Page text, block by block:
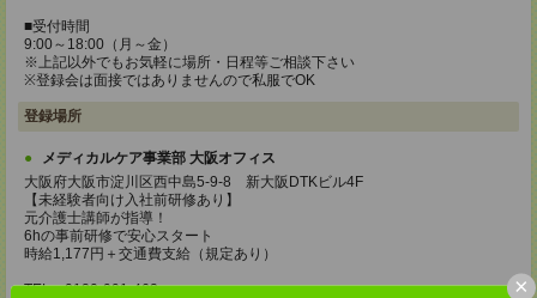
×
■受付時間
9:00～18:00（月～金）
※上記以外でもお気軽に場所・日程等ご相談下さい
※登録会は面接ではありませんので私服でOK
登録場所
メディカルケア事業部 大阪オフィス
大阪府大阪市淀川区西中島5-9-8 新大阪DTKビル4F
【未経験者向け入社前研修あり】
元介護士講師が指導！
6hの事前研修で安心スタート
時給1,177円＋交通費支給（規定あり）
TEL：0120-991-463